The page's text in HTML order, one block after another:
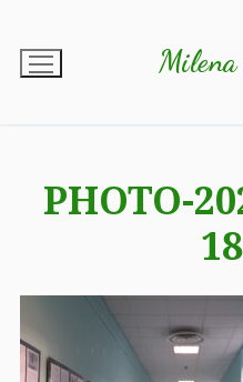
contenuto
Milena
PHOTO-